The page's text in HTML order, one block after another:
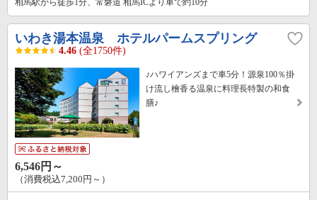
相馬駅から徒歩1分、常磐道 相馬ICより車で約10分
いわき湯本温泉 ホテルパームスプリング
4.46 (全1750件)
♪ハワイアンズまで車5分！源泉100％掛
け流し檜香る温泉に料理長特製の和食
膳♪
6,546円～
（消費税込7,200円～）